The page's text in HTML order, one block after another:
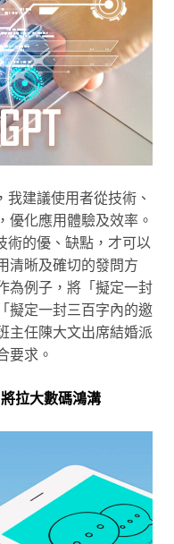
我建議使用者從技術、
優化應用體驗及效率。
術的優、缺點，才可以
清晰及確切的發問方
為例子，將「擬定一封
擬定一封三百字內的邀
主任陳大文出席結婚派
要求。
拉大數碼鴻溝